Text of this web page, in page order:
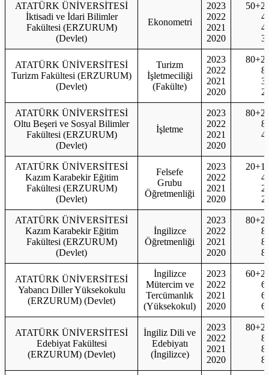
ATATÜRK ÜNİVERSİTESİ
İktisadi ve İdari Bilimler
Fakültesi (ERZURUM)
(Devlet)
Ekonometri
2023
2022
2021
2020
ATATÜRK ÜNİVERSİTESİ
Turizm Fakültesi (ERZURUM)
(Devlet)
Turizm
İşletmeciliği
(Fakülte)
2023
2022
2021
2020
ATATÜRK ÜNİVERSİTESİ
Oltu Beşeri ve Sosyal Bilimler
Fakültesi (ERZURUM)
(Devlet)
İşletme
2023
2022
2021
2020
ATATÜRK ÜNİVERSİTESİ
Kazım Karabekir Eğitim
Fakültesi (ERZURUM)
(Devlet)
Felsefe
Grubu
Öğretmenliği
2023
2022
2021
2020
ATATÜRK ÜNİVERSİTESİ
Kazım Karabekir Eğitim
Fakültesi (ERZURUM)
(Devlet)
İngilizce
Öğretmenliği
2023
2022
2021
2020
ATATÜRK ÜNİVERSİTESİ
Yabancı Diller Yüksekokulu
(ERZURUM) (Devlet)
İngilizce
Mütercim ve
Tercümanlık
(Yüksekokul)
2023
2022
2021
2020
ATATÜRK ÜNİVERSİTESİ
Edebiyat Fakültesi
(ERZURUM) (Devlet)
İngiliz Dili ve
Edebiyatı
(İngilizce)
2023
2022
2021
2020